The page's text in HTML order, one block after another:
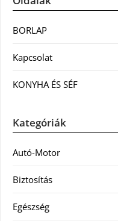
BORLAP
Kapcsolat
KONYHA ÉS SÉF
Kategóriák
Autó-Motor
Biztosítás
Egészség